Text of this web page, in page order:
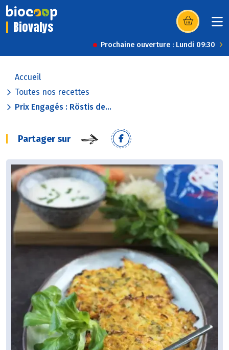
Biovalys (s’ouvre dans
Prochaine ouverture : Lundi 09:30
Accueil
Toutes nos recettes
Prix Engagés : Röstis de...
Partager sur